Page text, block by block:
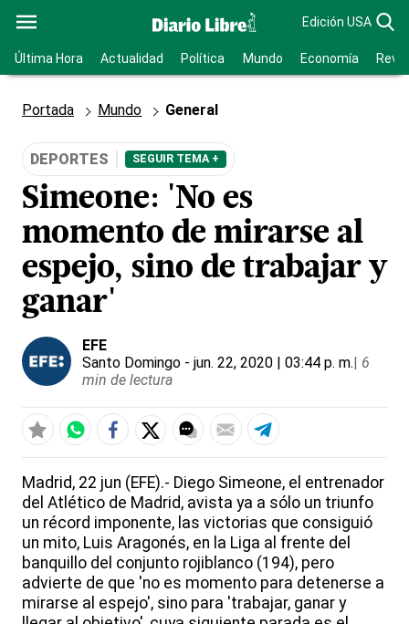
Edición USA
Última Hora Actualidad Política Mundo Economía
Portada Mundo General
DEPORTES SEGUIR TEMA +
Simeone: 'No es
momento de mirarse al
espejo, sino de trabajar y
ganar'
EFE
Santo Domingo - jun. 22, 2020 | 03:44 p. m.| 6
min de lectura
Madrid, 22 jun (EFE).- Diego Simeone, el entrenador
del Atlético de Madrid, avista ya a sólo un triunfo
un récord imponente, las victorias que consiguió
un mito, Luis Aragonés, en la Liga al frente del
banquillo del conjunto rojiblanco (194), pero
advierte de que 'no es momento para detenerse a
mirarse al espejo', sino para 'trabajar, ganar y